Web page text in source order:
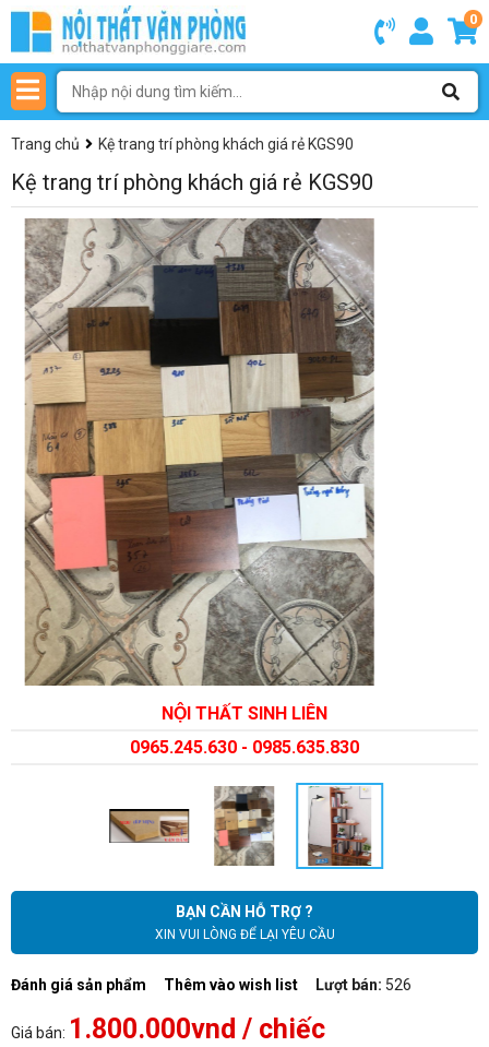
0
Trang chủ Kệ trang trí phòng khách giá rẻ KGS90
Kệ trang trí phòng khách giá rẻ KGS90
NỘI THẤT SINH LIÊN
0965.245.630 - 0985.635.830
BẠN CẦN HỖ TRỢ ?
XIN VUI LÒNG ĐỂ LẠI YÊU CẦU
Đánh giá sản phẩm Thêm vào wish list Lượt bán: 526
Giá bán: 1.800.000vnd / chiếc